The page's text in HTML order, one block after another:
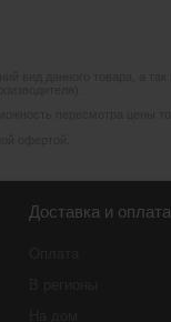
Доставка и оплата